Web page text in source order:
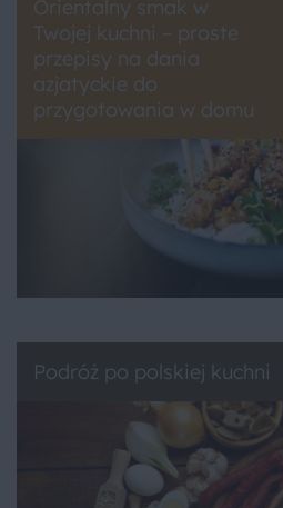
Orientalny smak w
Twojej kuchni – proste
przepisy na dania
azjatyckie do
przygotowania w domu
Podróż po polskiej kuchni